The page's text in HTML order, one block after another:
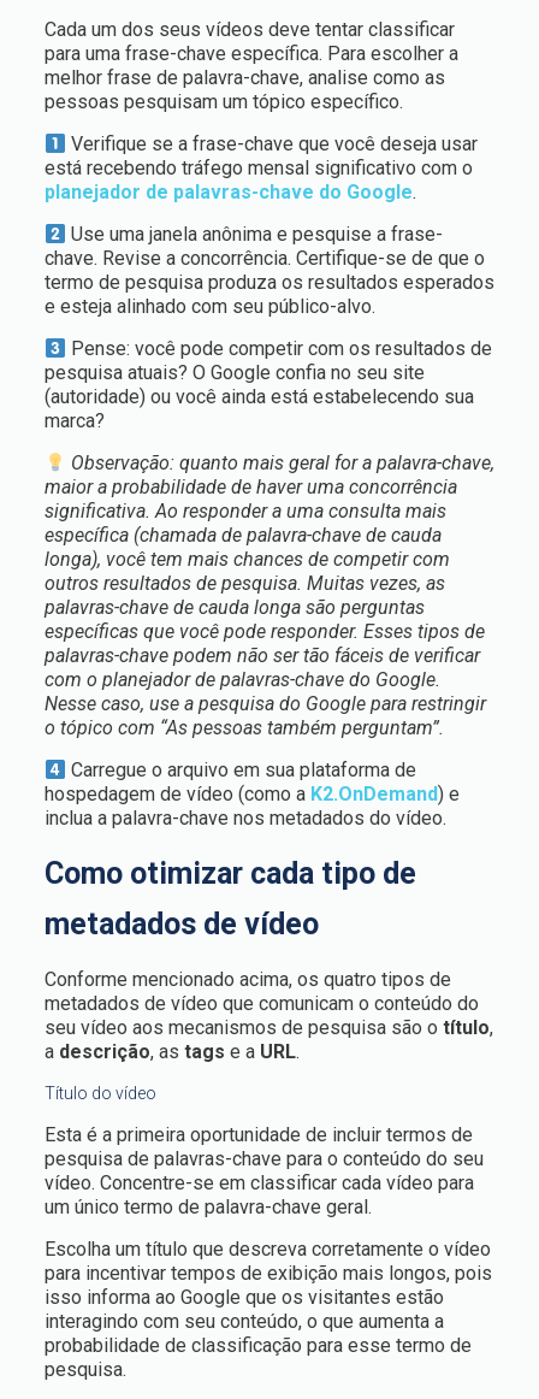
Cada um dos seus vídeos deve tentar classificar
para uma frase-chave específica. Para escolher a
melhor frase de palavra-chave, analise como as
pessoas pesquisam um tópico específico.
Verifique se a frase-chave que você deseja usar
está recebendo tráfego mensal significativo com o
planejador de palavras-chave do Google.
Use uma janela anônima e pesquise a frase-
chave. Revise a concorrência. Certifique-se de que o
termo de pesquisa produza os resultados esperados
e esteja alinhado com seu público-alvo.
Pense: você pode competir com os resultados de
pesquisa atuais? O Google confia no seu site
(autoridade) ou você ainda está estabelecendo sua
marca?
Observação: quanto mais geral for a palavra-chave,
maior a probabilidade de haver uma concorrência
significativa. Ao responder a uma consulta mais
específica (chamada de palavra-chave de cauda
longa), você tem mais chances de competir com
outros resultados de pesquisa. Muitas vezes, as
palavras-chave de cauda longa são perguntas
específicas que você pode responder. Esses tipos de
palavras-chave podem não ser tão fáceis de verificar
com o planejador de palavras-chave do Google.
Nesse caso, use a pesquisa do Google para restringir
o tópico com “As pessoas também perguntam”.
Carregue o arquivo em sua plataforma de
hospedagem de vídeo (como a K2.OnDemand) e
inclua a palavra-chave nos metadados do vídeo.
Como otimizar cada tipo de
metadados de vídeo
Conforme mencionado acima, os quatro tipos de
metadados de vídeo que comunicam o conteúdo do
seu vídeo aos mecanismos de pesquisa são o título,
a descrição, as tags e a URL.
Título do vídeo
Esta é a primeira oportunidade de incluir termos de
pesquisa de palavras-chave para o conteúdo do seu
vídeo. Concentre-se em classificar cada vídeo para
um único termo de palavra-chave geral.
Escolha um título que descreva corretamente o vídeo
para incentivar tempos de exibição mais longos, pois
isso informa ao Google que os visitantes estão
interagindo com seu conteúdo, o que aumenta a
probabilidade de classificação para esse termo de
pesquisa.